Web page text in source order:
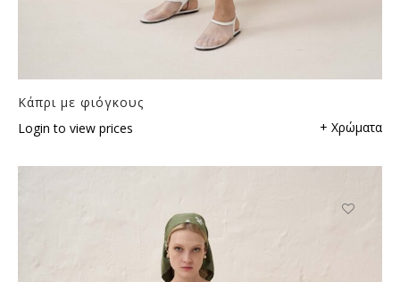
Κάπρι με φιόγκους
Login to view prices
+ Χρώματα